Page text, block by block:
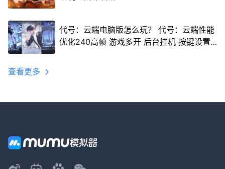
代号：云端电脑版怎么玩？ 代号：云端性能
优化240高帧 游戏多开 后台挂机 按键设置
查看更多